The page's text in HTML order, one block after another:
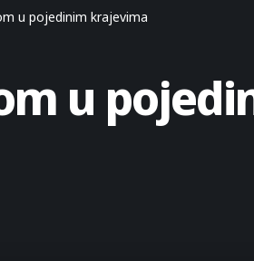
u pojedinim krajevima
u